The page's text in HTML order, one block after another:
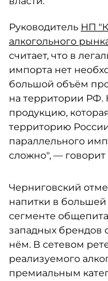
Руководитель НП
алкогольного
считает, что в
импорта нет
большой объём
на территории РФ.
продукцию,
территорию
параллельного
сложно", — говорит
Черниговский
напитки в
сегменте
западных брендов
нём. В сетевом
реализуемого
премиальным